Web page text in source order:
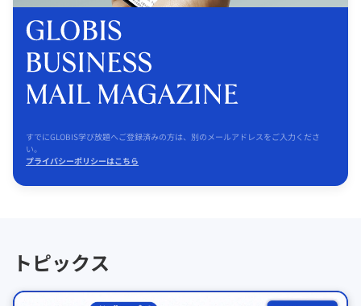
すでにGLOBIS学び放題へご登録済みの方は、別のメールアドレスをご入力くださ
い。
プライバシーポリシーはこちら
トピックス